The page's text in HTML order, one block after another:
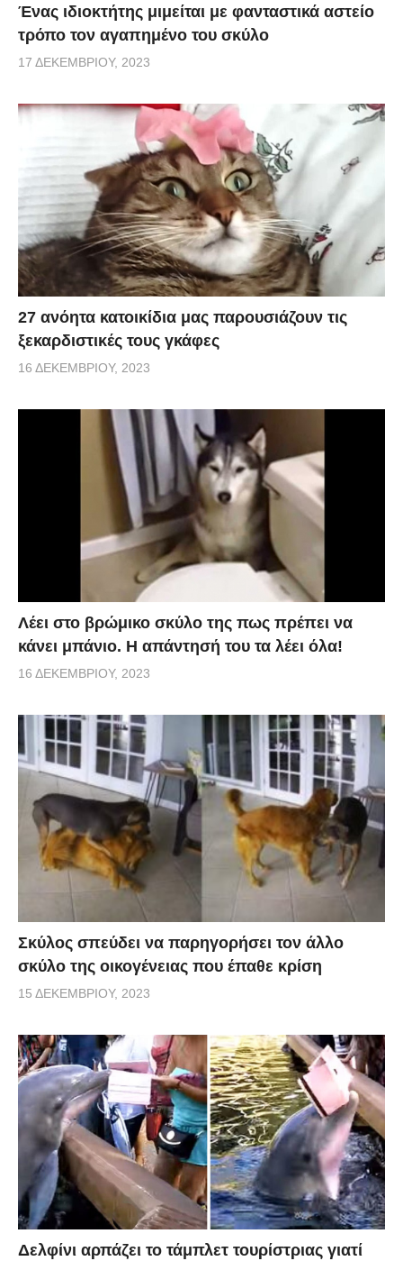
Ένας ιδιοκτήτης μιμείται με φανταστικά αστείο
τρόπο τον αγαπημένο του σκύλο
17 ΔΕΚΕΜΒΡΊΟΥ, 2023
27 ανόητα κατοικίδια μας παρουσιάζουν τις
ξεκαρδιστικές τους γκάφες
16 ΔΕΚΕΜΒΡΊΟΥ, 2023
Λέει στο βρώμικο σκύλο της πως πρέπει να
κάνει μπάνιο. Η απάντησή του τα λέει όλα!
16 ΔΕΚΕΜΒΡΊΟΥ, 2023
Σκύλος σπεύδει να παρηγορήσει τον άλλο
σκύλο της οικογένειας που έπαθε κρίση
15 ΔΕΚΕΜΒΡΊΟΥ, 2023
Δελφίνι αρπάζει το τάμπλετ τουρίστριας γιατί